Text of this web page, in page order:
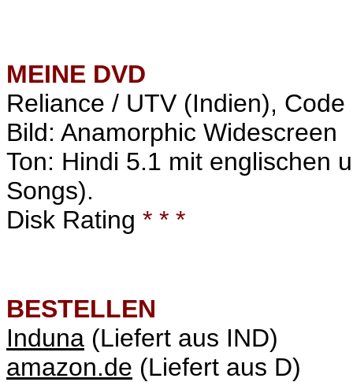
MEINE DVD
Reliance / UTV (Indien), Code
Bild: Anamorphic Widescreen
Ton: Hindi 5.1 mit englischen
Songs).
Disk Rating * * *
BESTELLEN
Induna (Liefert aus IND)
amazon.de (Liefert aus D)